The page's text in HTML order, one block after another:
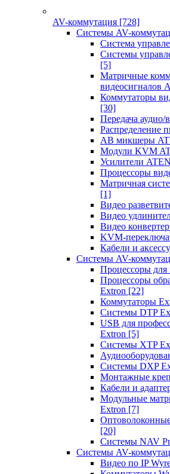
AV-коммутация [728]
Системы AV-
Система
Системы
[5]
Матричные
видеосигналов
Коммутаторы
[30]
Передача аудио/
Распределение
АВ микшеры
Модули KVM
Усилители ATEN
Процессоры
Матричная
[1]
Видео
Видео
Видео
KVM-
Кабели и
Системы AV-
Процессоры для
Процессоры
Extron [22]
Коммутаторы
Системы DTP
USB для
Extron [5]
Системы XTP
Системы DXP
Монтажные
Кабели и
Модульные
Extron [7]
[20]
Системы NAV
Системы AV-
Видео по IP